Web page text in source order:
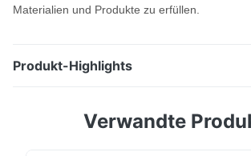
Materialien und Produkte zu erfüllen.
Produkt-Highlights
Warmgewalztes Kesselstahlblech
Verwandte